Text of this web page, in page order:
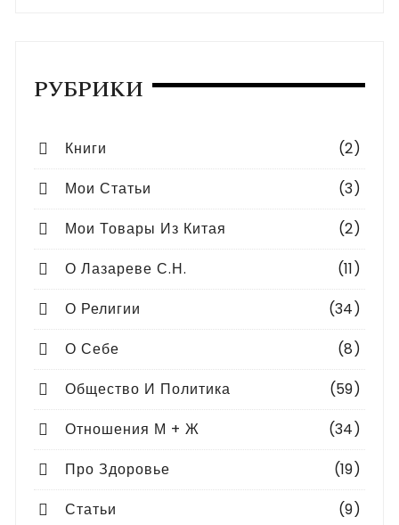
РУБРИКИ
Книги
(2)
Мои Статьи
(3)
Мои Товары Из Китая
(2)
О Лазареве С.Н.
(11)
О Религии
(34)
О Себе
(8)
Общество И Политика
(59)
Отношения М + Ж
(34)
Про Здоровье
(19)
Статьи
(9)